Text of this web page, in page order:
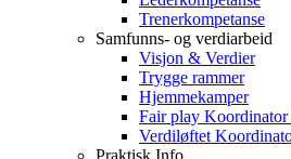
Trenerkompetanse
Samfunns- og verdiarbeid
Visjon & Verdier
Trygge rammer
Hjemmekamper
Fair play Koordinator
Verdiløftet
Praktisk Info